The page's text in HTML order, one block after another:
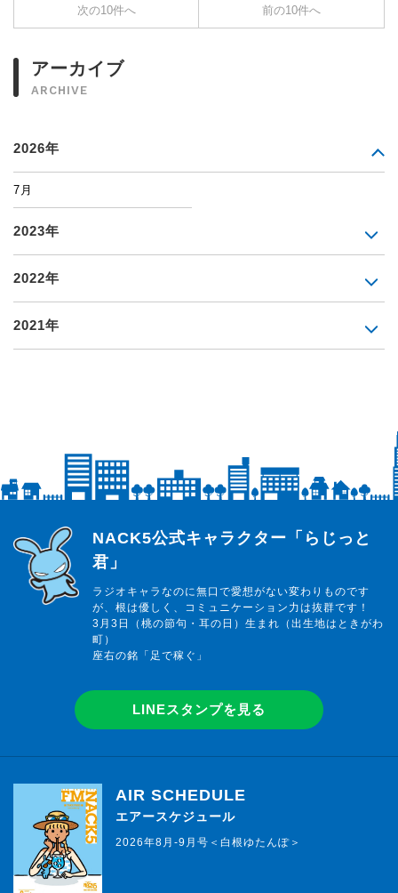
次の10件へ 前の10件へ
アーカイブ
ARCHIVE
2026年
7月
2023年
2022年
2021年
らじっと君
NACK5公式キャラクター「らじっと
君」
ラジオキャラなのに無口で愛想がない変わりものです
が、根は優しく、コミュニケーション力は抜群です！
3月3日（桃の節句・耳の日）生まれ（出生地はときがわ
町）
座右の銘「足で稼ぐ」
LINEスタンプを見る
AIR SCHEDULE
エアースケジュール
2026年8月-9月号＜白根ゆたんぽ＞